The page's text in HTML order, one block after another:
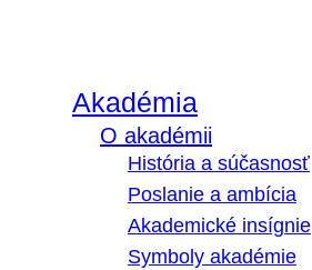
Akadémia
O akadémii
História a súčasnosť
Poslanie a ambícia
Akademické insígnie
Symboly akadémie